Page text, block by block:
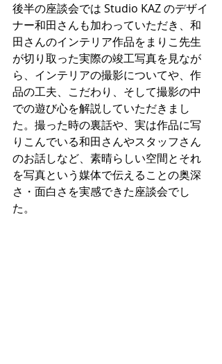
後半の座談会では Studio KAZ のデザイ
ナー和田さんも加わっていただき、和
田さんのインテリア作品をまりこ先生
が切り取った実際の竣工写真を見なが
ら、インテリアの撮影についてや、作
品の工夫、こだわり、そして撮影の中
での遊び心を解説していただきまし
た。撮った時の裏話や、実は作品に写
りこんでいる和田さんやスタッフさん
のお話しなど、素晴らしい空間とそれ
を写真という媒体で伝えることの奥深
さ・面白さを実感できた座談会でし
た。